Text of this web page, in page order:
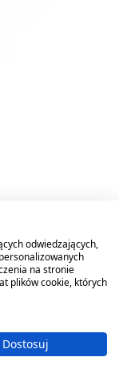
odwiedzających,
na stronie
plików cookie, których
Dostosuj